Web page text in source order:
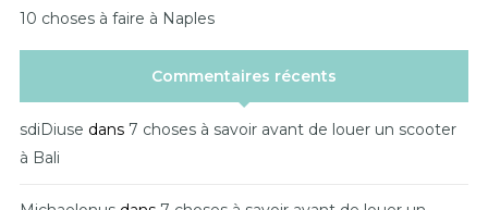
10 choses à faire à Naples
Commentaires récents
sdiDiuse dans 7 choses à savoir avant de louer un scooter
à Bali